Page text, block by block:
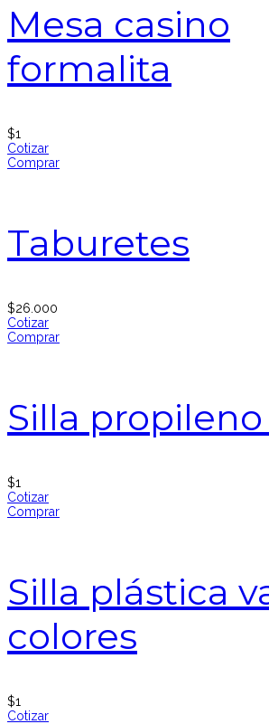
Mesa casino
formalita
$1
Cotizar
Comprar
Taburetes
$26.000
Cotizar
Comprar
Silla
$1
Cotizar
Comprar
Silla plástica
colores
$1
Cotizar